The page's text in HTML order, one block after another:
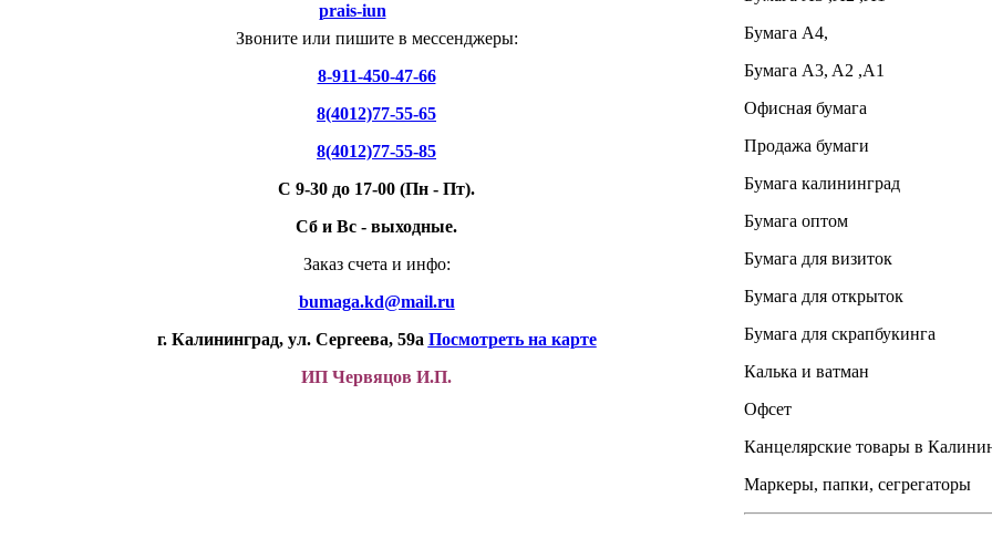
Звоните или пишите в мессенджеры:
8-911-450-47-66
8(4012)77-55-65
8(4012)77-55-85
С 9-30 до 17-00 (Пн - Пт).
Сб и Вс - выходные.
Заказ счета и инфо:
bumaga.kd@mail.ru
г. Калининград, ул. Сергеева, 59а Посмотреть на карте
ИП Червяцов И.П.
Бумага A4,
Бумага A3, A2 ,A1
Офисная бумага
Продажа бумаги
Бумага калининград
Бумага оптом
Бумага для визиток
Бумага для открыток
Бумага для скрапбукинга
Калька и ватман
Офсет
Канцелярские товары в
Маркеры, папки, сегрегаторы